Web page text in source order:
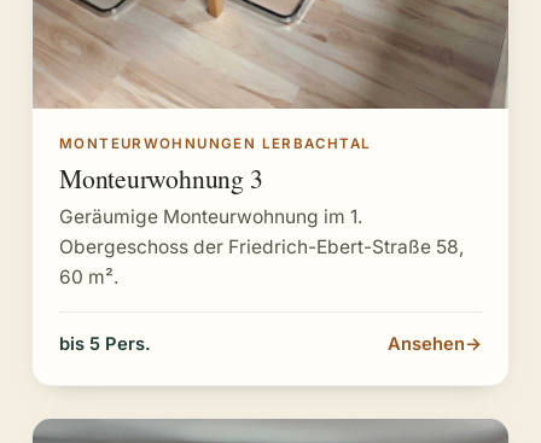
MONTEURWOHNUNGEN LERBACHTAL
Monteurwohnung 3
Geräumige Monteurwohnung im 1.
Obergeschoss der Friedrich-Ebert-Straße 58,
60 m².
bis 5 Pers. Ansehen→